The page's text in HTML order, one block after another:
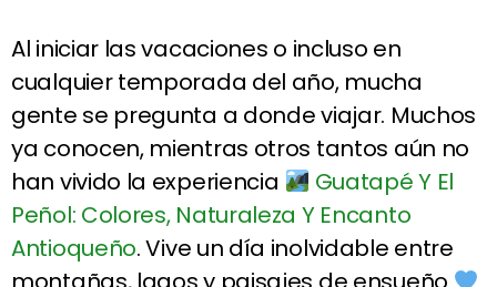
Al iniciar las vacaciones o incluso en
cualquier temporada del año, mucha
gente se pregunta a donde viajar. Muchos
ya conocen, mientras otros tantos aún no
han vivido la experiencia
Guatapé Y El
Peñol: Colores, Naturaleza Y Encanto
Antioqueño. Vive un día inolvidable entre